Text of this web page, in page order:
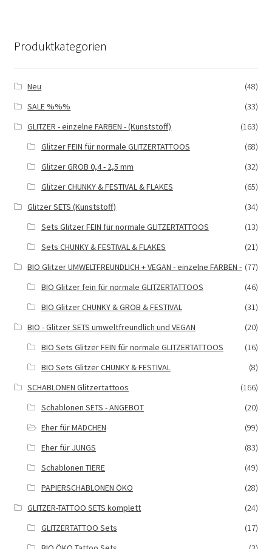
Produktkategorien
Neu
(48)
SALE %%%
(33)
GLITZER - einzelne FARBEN - (Kunststoff)
(163)
Glitzer FEIN für normale GLITZERTATTOOS
(68)
Glitzer GROB 0,4 - 2,5 mm
(32)
Glitzer CHUNKY & FESTIVAL & FLAKES
(65)
Glitzer SETS (Kunststoff)
(34)
Sets Glitzer FEIN für normale GLITZERTATTOOS
(13)
Sets CHUNKY & FESTIVAL & FLAKES
(21)
BIO Glitzer UMWELTFREUNDLICH + VEGAN - einzelne FARBEN - (77)
BIO Glitzer fein für normale GLITZERTATTOOS
(46)
BIO Glitzer CHUNKY & GROB & FESTIVAL
(31)
BIO - Glitzer SETS umweltfreundlich und VEGAN
(20)
BIO Sets Glitzer FEIN für normale GLITZERTATTOOS
(16)
BIO Sets Glitzer CHUNKY & FESTIVAL
(8)
SCHABLONEN Glitzertattoos
(166)
Schablonen SETS - ANGEBOT
(20)
Eher für MÄDCHEN
(99)
Eher für JUNGS
(83)
Schablonen TIERE
(49)
PAPIERSCHABLONEN ÖKO
(28)
GLITZER-TATTOO SETS komplett
(24)
GLITZERTATTOO Sets
(17)